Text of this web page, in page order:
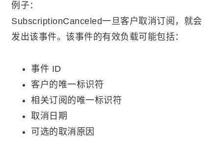
例子：
SubscriptionCanceled一旦客户取消订阅，就会
发出该事件。该事件的有效负载可能包括：
事件 ID
客户的唯一标识符
相关订阅的唯一标识符
取消日期
可选的取消原因